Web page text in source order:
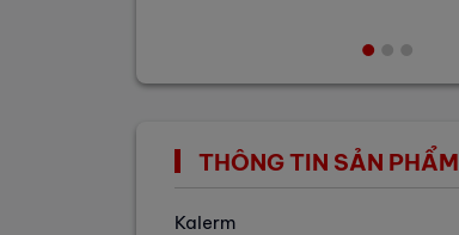
THÔNG TIN SẢN PHẨM
Kalerm